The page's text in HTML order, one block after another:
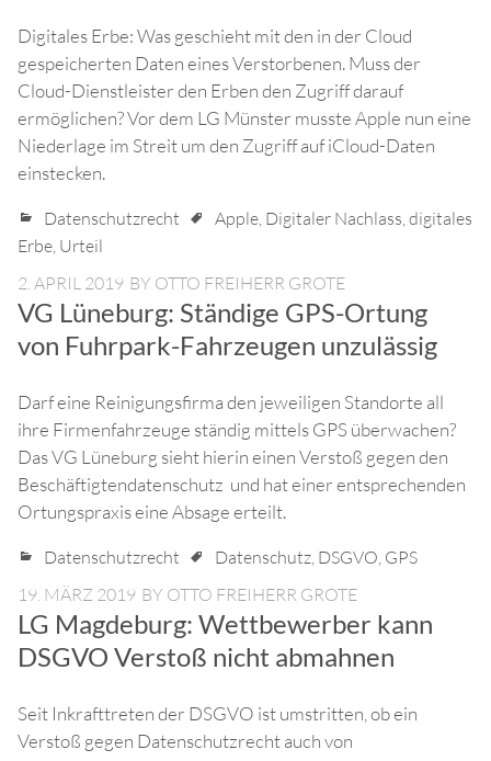
Digitales Erbe: Was geschieht mit den in der Cloud
gespeicherten Daten eines Verstorbenen. Muss der
Cloud-Dienstleister den Erben den Zugriff darauf
ermöglichen? Vor dem LG Münster musste Apple nun eine
Niederlage im Streit um den Zugriff auf iCloud-Daten
einstecken.
Datenschutzrecht Apple, Digitaler Nachlass,digitales
Erbe, Urteil
2. APRIL 2019 BY OTTO FREIHERR GROTE
VG Lüneburg: Ständige GPS-Ortung
von Fuhrpark-Fahrzeugen unzulässig
Darf eine Reinigungsfirma den jeweiligen Standorte all
ihre Firmenfahrzeuge ständig mittels GPS überwachen?
Das VG Lüneburg sieht hierin einen Verstoß gegen den
Beschäftigtendatenschutz und hat einer entsprechenden
Ortungspraxis eine Absage erteilt.
Datenschutzrecht Datenschutz, DSGVO, GPS
19. MÄRZ 2019 BY OTTO FREIHERR GROTE
LG Magdeburg: Wettbewerber kann
DSGVO Verstoß nicht abmahnen
Seit Inkrafttreten der DSGVO ist umstritten, ob ein
Verstoß gegen Datenschutzrecht auch von